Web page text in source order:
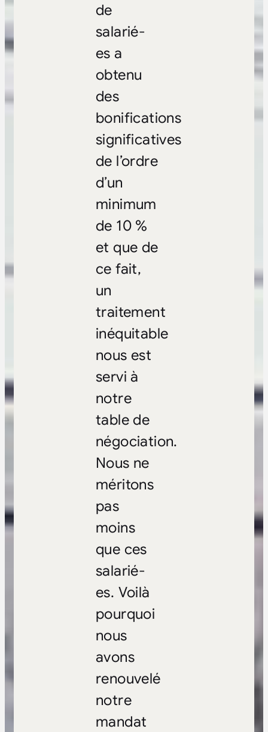
de
salarié-
es a
obtenu
des
bonifications
significatives
de l’ordre
d’un
minimum
de 10 %
et que de
ce fait,
un
traitement
inéquitable
nous est
servi à
notre
table de
négociation.
Nous ne
méritons
pas
moins
que ces
salarié-
es. Voilà
pourquoi
nous
avons
renouvelé
notre
mandat